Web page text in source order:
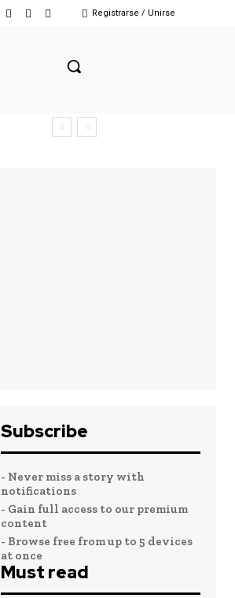
Registrarse / Unirse
Subscribe
- Never miss a story with
notifications
- Gain full access to our premium
content
- Browse free from up to 5 devices
at once
Must read